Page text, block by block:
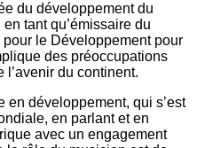
du développement du
tant qu’émissaire du
le Développement pour
des préoccupations
du continent.
en développement, qui s’est
en parlant et en
avec un engagement